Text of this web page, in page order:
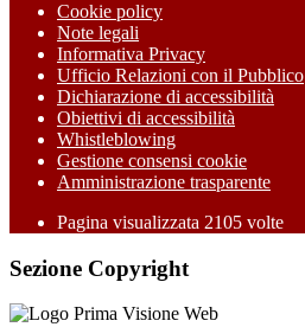
Cookie policy
Note legali
Informativa Privacy
Ufficio Relazioni con il Pubblico
Dichiarazione di accessibilità
Obiettivi di accessibilità
Whistleblowing
Gestione consensi cookie
Amministrazione trasparente
Pagina visualizzata 2105 volte
Sezione Copyright